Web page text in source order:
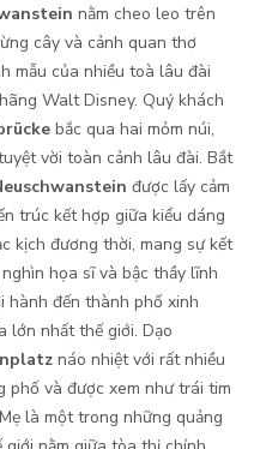
nằm cheo leo trên
cây và cảnh quan thơ
mẫu của nhiều toà lâu đài
Walt Disney. Quý khách
bắc qua hai mỏm núi,
vời toàn cảnh lâu đài. Bắt
được lấy cảm
trúc kết hợp giữa kiểu dáng
kịch đương thời, mang sự kết
họa sĩ và bậc thầy lĩnh
hành đến thành phố xinh
lớn nhất thế giới. Dạo
náo nhiệt với rất nhiều
phố và được xem như trái tim
là một trong những quảng